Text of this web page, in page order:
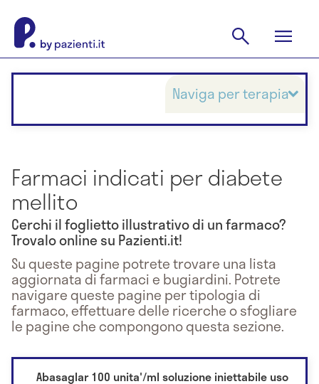
Farmaci indicati per diabete
mellito
Cerchi il foglietto illustrativo di un farmaco?
Trovalo online su Pazienti.it!
Su queste pagine potrete trovare una lista
aggiornata di farmaci e bugiardini. Potrete
navigare queste pagine per tipologia di
farmaco, effettuare delle ricerche o sfogliare
le pagine che compongono questa sezione.
Abasaglar 100 unita'/ml soluzione iniettabile uso
Naviga per terapia